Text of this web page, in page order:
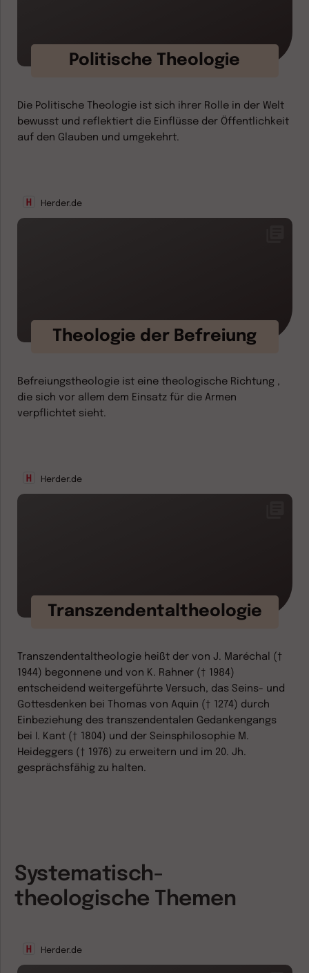
Politische Theologie
Die Politische Theologie ist sich ihrer Rolle in der Welt
bewusst und reflektiert die Einflüsse der Öffentlichkeit
auf den Glauben und umgekehrt.
Herder.de
Theologie der Befreiung
Befreiungstheologie ist eine theologische Richtung ,
die sich vor allem dem Einsatz für die Armen
verpflichtet sieht.
Herder.de
Transzendentaltheologie
Transzendentaltheologie heißt der von J. Maréchal (†
1944) begonnene und von K. Rahner († 1984)
entscheidend weitergeführte Versuch, das Seins- und
Gottesdenken bei Thomas von Aquin († 1274) durch
Einbeziehung des transzendentalen Gedankengangs
bei I. Kant († 1804) und der Seinsphilosophie M.
Heideggers († 1976) zu erweitern und im 20. Jh.
gesprächsfähig zu halten.
Systematisch-
theologische Themen
Herder.de